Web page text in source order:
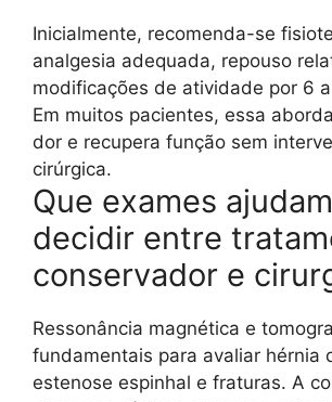
Inicialmente, recomenda-se
analgesia adequada, repouso
modificações de atividade por 6
Em muitos pacientes, essa
dor e recupera função sem
cirúrgica.
Que exames
decidir entre
conservador e
Ressonância magnética e
fundamentais para avaliar hérnia
estenose espinhal e fraturas. A